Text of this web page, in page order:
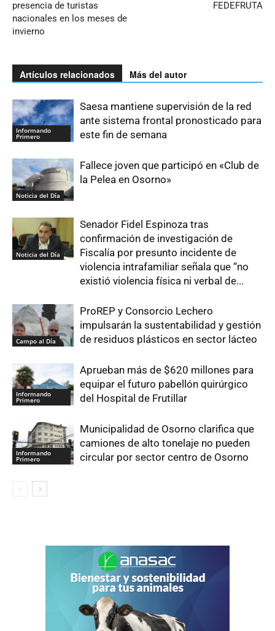
presencia de turistas
nacionales en los meses de
invierno
FEDEFRUTA
Artículos relacionados Más del autor
Informando
Primero
Saesa mantiene supervisión de la red
ante sistema frontal pronosticado para
este fin de semana
Noticia del Día
Fallece joven que participó en «Club de
la Pelea en Osorno»
Noticia del Día
Senador Fidel Espinoza tras
confirmación de investigación de
Fiscalía por presunto incidente de
violencia intrafamiliar señala que “no
existió violencia física ni verbal de...
Campo al Día
ProREP y Consorcio Lechero
impulsarán la sustentabilidad y gestión
de residuos plásticos en sector lácteo
Informando
Primero
Aprueban más de $620 millones para
equipar el futuro pabellón quirúrgico
del Hospital de Frutillar
Informando
Primero
Municipalidad de Osorno clarifica que
camiones de alto tonelaje no pueden
circular por sector centro de Osorno